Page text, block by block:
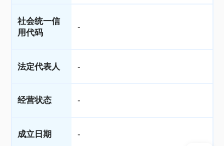
社会统一信
用代码
-
法定代表人 -
经营状态 -
成立日期 -